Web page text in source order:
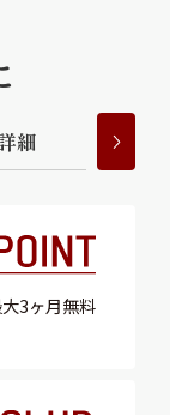
細
3ヶ月無料